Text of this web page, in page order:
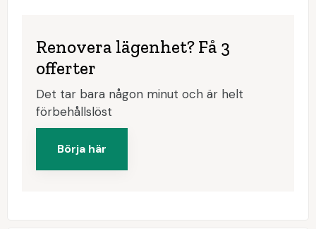
Renovera lägenhet? Få 3
offerter
Det tar bara någon minut och är helt
förbehållslöst
Börja här